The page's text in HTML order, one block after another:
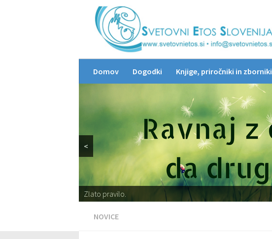
Domov Dogodki Knjige, priročniki in zborniki
Zlato pravilo.
Zlato pravilo.
<
NOVICE